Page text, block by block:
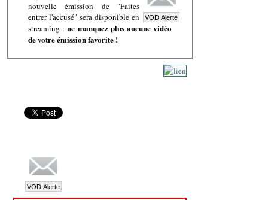
nouvelle émission de "Faites
entrer l'accusé" sera disponible en
streaming :ne manquez plus aucune vidéo
de votre émission favorite !